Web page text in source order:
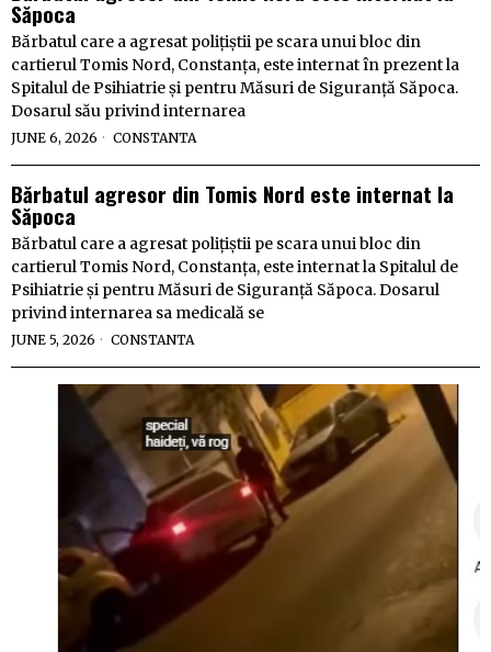
Săpoca
Bărbatul care a agresat polițiștii pe scara unui bloc din
cartierul Tomis Nord, Constanța, este internat în prezent la
Spitalul de Psihiatrie și pentru Măsuri de Siguranță Săpoca.
Dosarul său privind internarea
JUNE 6, 2026 CONSTANTA
Bărbatul agresor din Tomis Nord este internat la
Săpoca
Bărbatul care a agresat polițiștii pe scara unui bloc din
cartierul Tomis Nord, Constanța, este internat la Spitalul de
Psihiatrie și pentru Măsuri de Siguranță Săpoca. Dosarul
privind internarea sa medicală se
JUNE 5, 2026 CONSTANTA